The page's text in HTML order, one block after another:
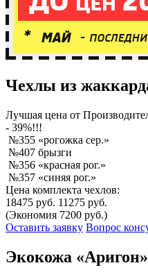
Чехлы из
Лучшая цена от
- 39%!!!
№355 «рогожка сер.»
№407 брызги
№356 «красная рог.»
№357 «синяя рог.»
Цена комплекта чехлов:
18475 руб. 11275 руб.
(Экономия 7200 руб.)
Оставить заявку Вопрос
Экокожа